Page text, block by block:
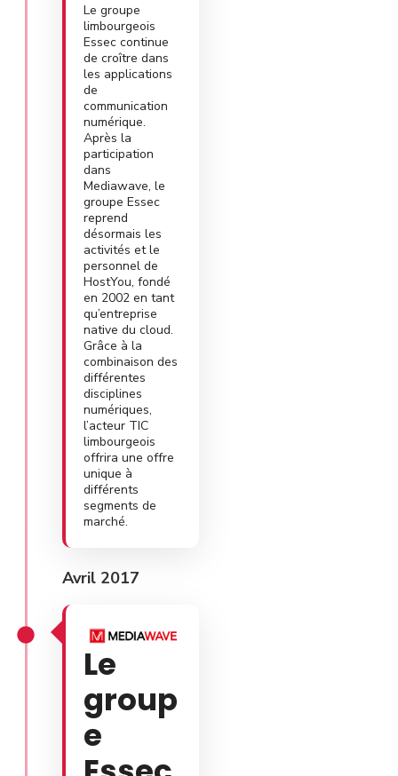
Le groupe
limbourgeois
Essec continue
de croître dans
les applications
de
communication
numérique.
Après la
participation
dans
Mediawave, le
groupe Essec
reprend
désormais les
activités et le
personnel de
HostYou, fondé
en 2002 en tant
qu’entreprise
native du cloud.
Grâce à la
combinaison des
différentes
disciplines
numériques,
l’acteur TIC
limbourgeois
offrira une offre
unique à
différents
segments de
marché.
Avril 2017
Le
group
e